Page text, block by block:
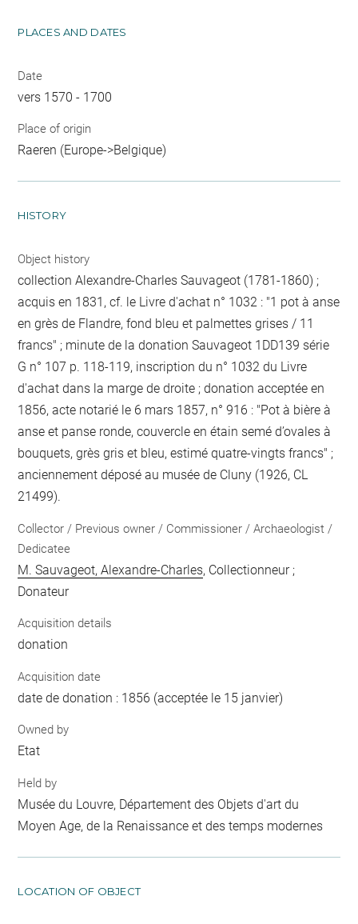
PLACES AND DATES
Date
vers 1570 - 1700
Place of origin
Raeren (Europe->Belgique)
HISTORY
Object history
collection Alexandre-Charles Sauvageot (1781-1860) ;
acquis en 1831, cf. le Livre d'achat n° 1032 : "1 pot à anse
en grès de Flandre, fond bleu et palmettes grises / 11
francs" ; minute de la donation Sauvageot 1DD139 série
G n° 107 p. 118-119, inscription du n° 1032 du Livre
d'achat dans la marge de droite ; donation acceptée en
1856, acte notarié le 6 mars 1857, n° 916 : "Pot à bière à
anse et panse ronde, couvercle en étain semé d’ovales à
bouquets, grès gris et bleu, estimé quatre-vingts francs" ;
anciennement déposé au musée de Cluny (1926, CL
21499).
Collector / Previous owner / Commissioner / Archaeologist /
Dedicatee
M. Sauvageot, Alexandre-Charles, Collectionneur ;
Donateur
Acquisition details
donation
Acquisition date
date de donation : 1856 (acceptée le 15 janvier)
Owned by
Etat
Held by
Musée du Louvre, Département des Objets d'art du
Moyen Age, de la Renaissance et des temps modernes
LOCATION OF OBJECT